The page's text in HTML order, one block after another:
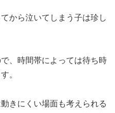
から泣いてしまう子は珍し
、時間帯によっては待ち時
。
きにくい場面も考えられる